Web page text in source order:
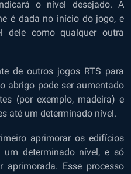
o nível desejado. A
é dada no início do jogo, e
dele como qualquer outra
de outros jogos RTS para
abrigo pode ser aumentado
(por exemplo, madeira) e
até um determinado nível.
aprimorar os edifícios
determinado nível, e só
aprimorada. Esse processo